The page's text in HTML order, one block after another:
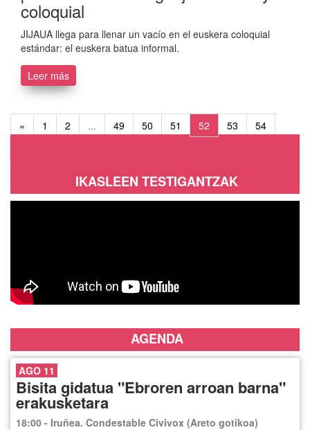
coloquial
JIJAUA llega para llenar un vacío en el euskera coloquial
estándar: el euskera batua informal.
Leer más
« 1 2 ... 49 50 51 52 53
54
IKASLEEN TESTIGANTZAK
AGENDA
AGO 11
Bisita gidatua "Ebroren arroan barna"
erakusketara
18:00 - Iruñea. Condestable Civivox (Areto gotikoa)